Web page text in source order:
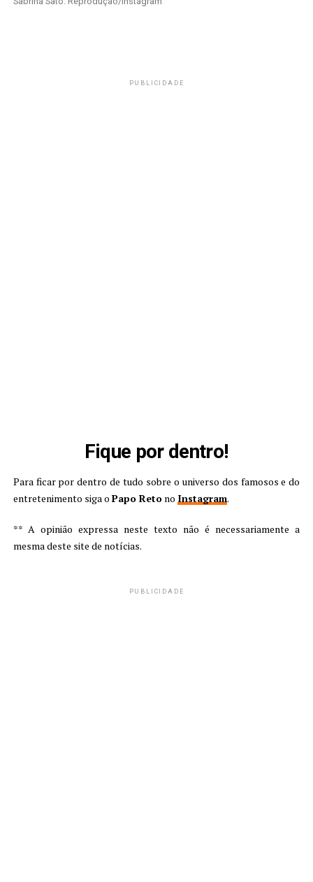
PUBLICIDADE
Fique por dentro!
Para ficar por dentro de tudo sobre o universo dos famosos e do
entretenimento siga o Papo Retono Instagram.
** A opinião expressa neste texto não é necessariamente a
mesma deste site de notícias.
PUBLICIDADE